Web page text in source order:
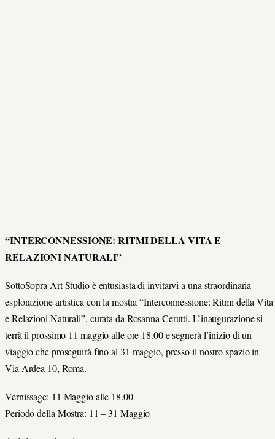
“INTERCONNESSIONE: RITMI DELLA VITA E
RELAZIONI NATURALI”
SottoSopra Art Studio è entusiasta di invitarvi a una straordinaria
esplorazione artistica con la mostra “Interconnessione: Ritmi della Vita
e Relazioni Naturali”, curata da Rosanna Cerutti. L’inaugurazione si
terrà il prossimo 11 maggio alle ore 18.00 e segnerà l’inizio di un
viaggio che proseguirà fino al 31 maggio, presso il nostro spazio in
Via Ardea 10, Roma.
Vernissage: 11 Maggio alle 18.00
Periodo della Mostra: 11 – 31 Maggio